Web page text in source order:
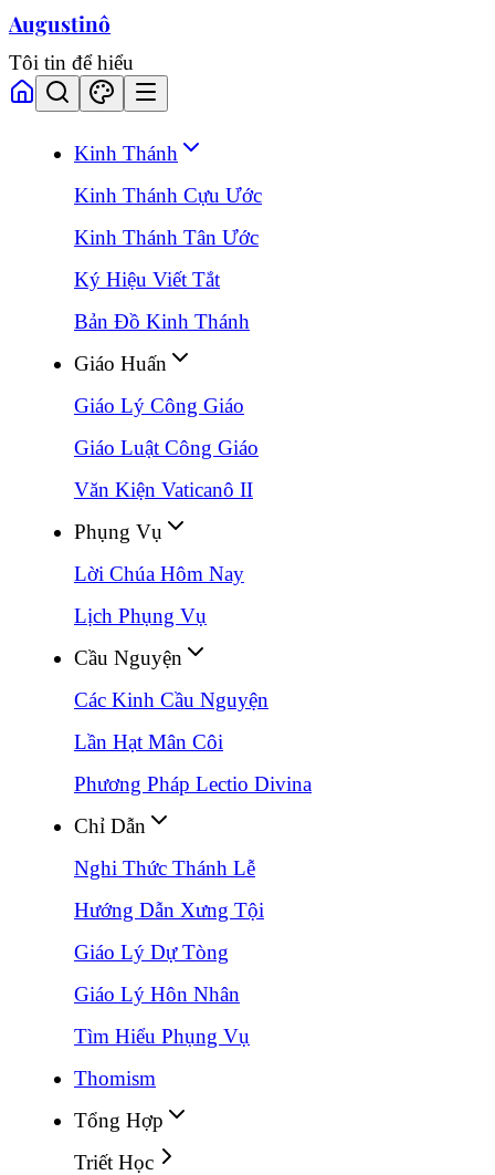
Augustinô
Tôi tin để hiểu
Kinh Thánh
Kinh Thánh Cựu Ước
Kinh Thánh Tân Ước
Ký Hiệu Viết Tắt
Bản Đồ Kinh Thánh
Giáo Huấn
Giáo Lý Công Giáo
Giáo Luật Công Giáo
Văn Kiện Vaticanô II
Phụng Vụ
Lời Chúa Hôm Nay
Lịch Phụng Vụ
Cầu Nguyện
Các Kinh Cầu Nguyện
Lần Hạt Mân Côi
Phương Pháp Lectio Divina
Chỉ Dẫn
Nghi Thức Thánh Lễ
Hướng Dẫn Xưng Tội
Giáo Lý Dự Tòng
Giáo Lý Hôn Nhân
Tìm Hiểu Phụng Vụ
Thomism
Tổng Hợp
Triết Học